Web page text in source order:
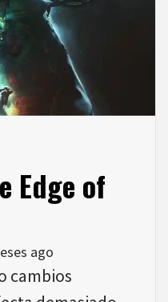
Edge of
ago
cambios